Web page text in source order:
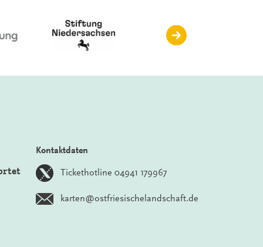
Kontaktdaten
Tickethotline 04941 179967
karten@ostfriesischelandschaft.de